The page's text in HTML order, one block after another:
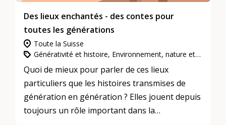
trixa.arnold@bluewin.ch
Il y aura des boissons et des snacks.
Quand : 13 janvier / 10 février / 3 mars / 7 avril
/ 5 mai 2026, de 17h30 à 21h00
Où : Théâtre MAXIM, Ernastrasse 20, 8004
Zurich
Des lieux enchantés - des contes pour
toutes les générations
Toute la Suisse
Générativité et histoire, Environnement, nature et climat, L’engagement d’utilité publique
Quoi de mieux pour parler de ces lieux
particuliers que les histoires transmises de
génération en génération ? Elles jouent depuis
toujours un rôle important dans la